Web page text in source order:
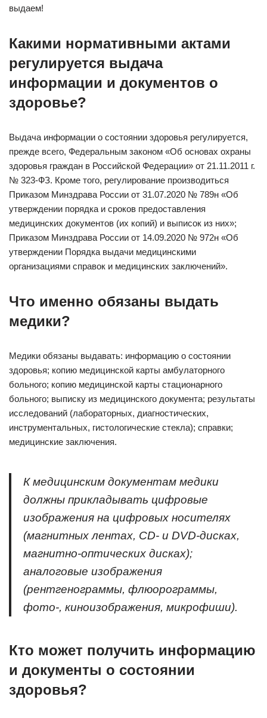
выдаем!
Какими нормативными актами
регулируется выдача
информации и документов о
здоровье?
Выдача информации о состоянии здоровья регулируется,
прежде всего, Федеральным законом «Об основах охраны
здоровья граждан в Российской Федерации» от 21.11.2011 г.
№ 323-ФЗ. Кроме того, регулирование производиться
Приказом Минздрава России от 31.07.2020 № 789н «Об
утверждении порядка и сроков предоставления
медицинских документов (их копий) и выписок из них»;
Приказом Минздрава России от 14.09.2020 № 972н «Об
утверждении Порядка выдачи медицинскими
организациями справок и медицинских заключений».
Что именно обязаны выдать
медики?
Медики обязаны выдавать: информацию о состоянии
здоровья; копию медицинской карты амбулаторного
больного; копию медицинской карты стационарного
больного; выписку из медицинского документа; результаты
исследований (лабораторных, диагностических,
инструментальных, гистологические стекла); справки;
медицинские заключения.
К медицинским документам медики
должны прикладывать цифровые
изображения на цифровых носителях
(магнитных лентах, CD- и DVD-дисках,
магнитно-оптических дисках);
аналоговые изображения
(рентгенограммы, флюорограммы,
фото-, киноизображения, микрофиши).
Кто может получить информацию
и документы о состоянии
здоровья?